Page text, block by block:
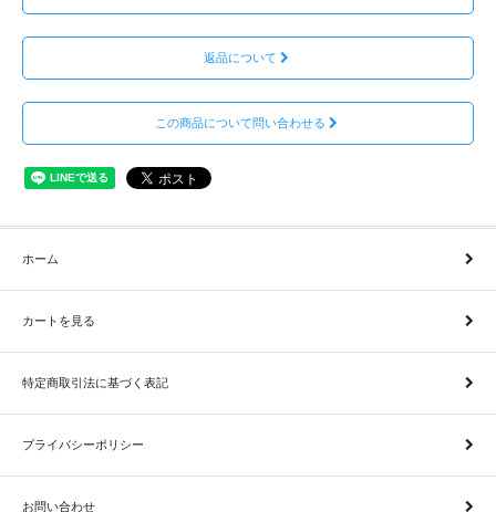
返品について
この商品について問い合わせる
ホーム
カートを見る
特定商取引法に基づく表記
プライバシーポリシー
お問い合わせ